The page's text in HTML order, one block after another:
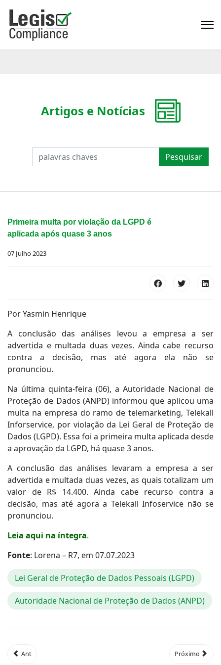
PESQUISAR Pesquisar
Artigos e Notícias
Primeira multa por violação da LGPD é
aplicada após quase 3 anos
07 Julho 2023
Por Yasmin Henrique
A conclusão das análises levou a empresa a ser
advertida e multada duas vezes. Ainda cabe recurso
contra a decisão, mas até agora ela não se
pronunciou.
Na última quinta-feira (06), a Autoridade Nacional de
Proteção de Dados (ANPD) informou que aplicou uma
multa na empresa do ramo de telemarketing, Telekall
Inforservice, por violação da Lei Geral de Proteção de
Dados (LGPD). Essa foi a primeira multa aplicada desde
a aprovação da LGPD, há quase 3 anos.
A conclusão das análises levaram a empresa a ser
advertida e multada duas vezes, as quais totalizam um
valor de R$ 14.400. Ainda cabe recurso contra a
decisão, mas até agora a Telekall Infoservice não se
pronunciou.
Leia aqui na íntegra.
Fonte: Lorena – R7, em 07.07.2023
Lei Geral de Proteção de Dados Pessoais (LGPD)
Autoridade Nacional de Proteção de Dados (ANPD)
Ant Próximo